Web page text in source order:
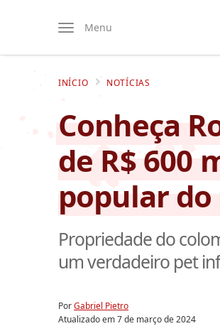
Menu
INÍCIO NOTÍCIAS
Conheça
de R$ 600
popular
Propriedade do
um verdadeiro pet
PorGabriel Pietro
Atualizado em7 de março de 2024